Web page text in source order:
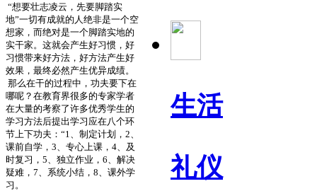
生活
礼仪
“想要壮志凌云，先要脚踏实
地”一切有成就的人绝非是一个空
想家，而绝对是一个脚踏实地的
实干家。这就会产生好习惯，好
习惯带来好方法，好方法产生好
效果，最终必然产生优异成绩。
那么在干的过程中，功夫要下在
哪呢？在教育界很多的专家学者
在大量的考察了许多优秀学生的
学习方法后提出学习应在八个环
节上下功夫：“1 、制定计划， 2
课前自学， 3 、专心上课， 4 、及
时复习， 5 、独立作业， 6 、解决
疑难， 7 、系统小结， 8 、课外学
习。